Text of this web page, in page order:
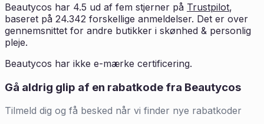
Beautycos har 4.5 ud af fem stjerner på Trustpilot,
baseret på 24.342 forskellige anmeldelser. Det er over
gennemsnittet for andre butikker i skønhed & personlig
pleje.
Beautycos har ikke e-mærke certificering.
Gå aldrig glip af en rabatkode fra Beautycos
Tilmeld dig og få besked når vi finder nye rabatkoder